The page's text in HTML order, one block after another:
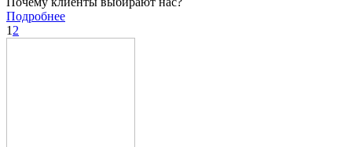
Подробнее
1 2